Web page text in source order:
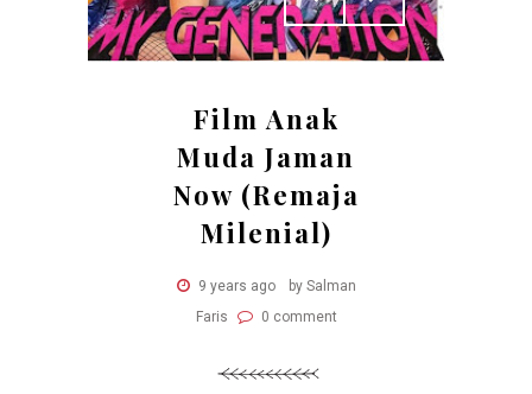
Film Anak
Muda Jaman
Now (Remaja
Milenial)
9 years ago
by Salman
Faris
0 comment